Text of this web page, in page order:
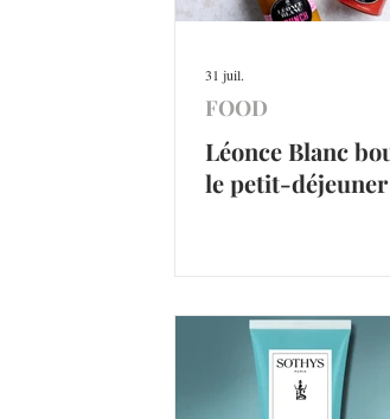
Léonce Blanc
le petit-déjeuner
FOOD
31 juil.